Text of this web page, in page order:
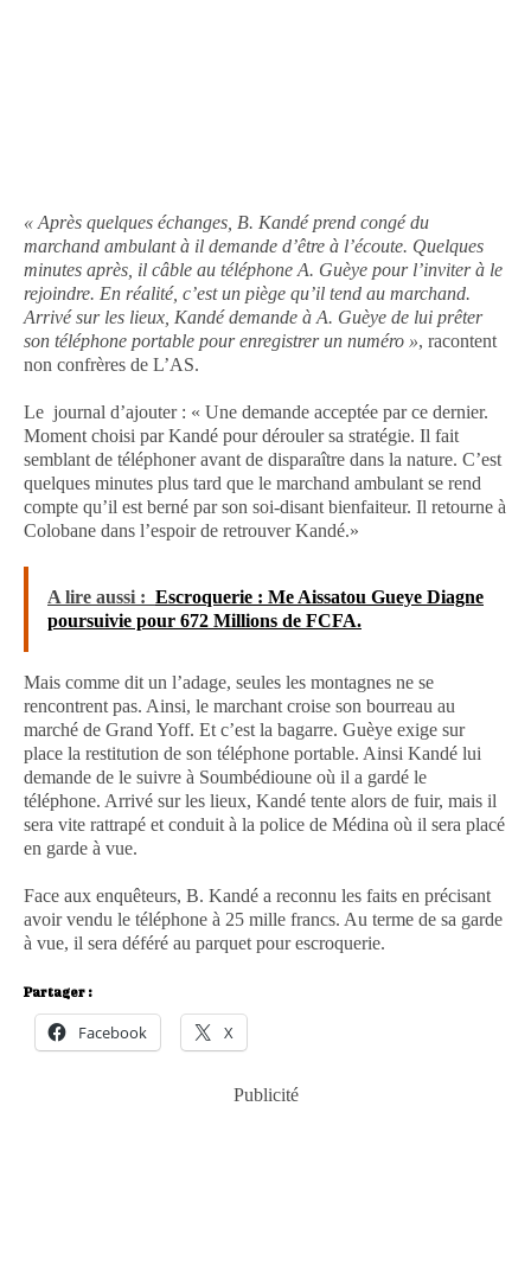
« Après quelques échanges, B. Kandé prend congé du
marchand ambulant à il demande d’être à l’écoute. Quelques
minutes après, il câble au téléphone A. Guèye pour l’inviter à le
rejoindre. En réalité, c’est un piège qu’il tend au marchand.
Arrivé sur les lieux, Kandé demande à A. Guèye de lui prêter
son téléphone portable pour enregistrer un numéro », racontent
non confrères de L’AS.
Le journal d’ajouter : « Une demande acceptée par ce dernier.
Moment choisi par Kandé pour dérouler sa stratégie. Il fait
semblant de téléphoner avant de disparaître dans la nature. C’est
quelques minutes plus tard que le marchand ambulant se rend
compte qu’il est berné par son soi-disant bienfaiteur. Il retourne à
Colobane dans l’espoir de retrouver Kandé.»
A lire aussi : Escroquerie : Me Aissatou Gueye Diagne
poursuivie pour 672 Millions de FCFA.
Mais comme dit un l’adage, seules les montagnes ne se
rencontrent pas. Ainsi, le marchant croise son bourreau au
marché de Grand Yoff. Et c’est la bagarre. Guèye exige sur
place la restitution de son téléphone portable. Ainsi Kandé lui
demande de le suivre à Soumbédioune où il a gardé le
téléphone. Arrivé sur les lieux, Kandé tente alors de fuir, mais il
sera vite rattrapé et conduit à la police de Médina où il sera placé
en garde à vue.
Face aux enquêteurs, B. Kandé a reconnu les faits en précisant
avoir vendu le téléphone à 25 mille francs. Au terme de sa garde
à vue, il sera déféré au parquet pour escroquerie.
Partager :
Facebook X
Publicité